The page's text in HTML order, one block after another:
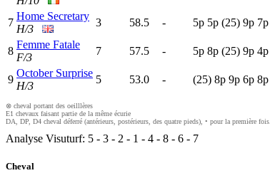
7
Home Secretary
H/3
3 58.5 - 5p 5p (25) 9p 7p
8
Femme Fatale
F/3
7 57.5 - 5p 8p (25) 9p 4p
9
October Surprise
H/3
5 53.0 - (25) 8p 9p 6p 8p
⊗ cheval portant des oeilllères
E1 chevaux faisant partie de la même écurie
DA, DP, D4 cheval déferré (antérieurs, postérieurs, des quatre pieds), • pour la première fois.
Analyse Visuturf: 5 - 3 - 2 - 1 - 4 - 8 - 6 - 7
Cheval